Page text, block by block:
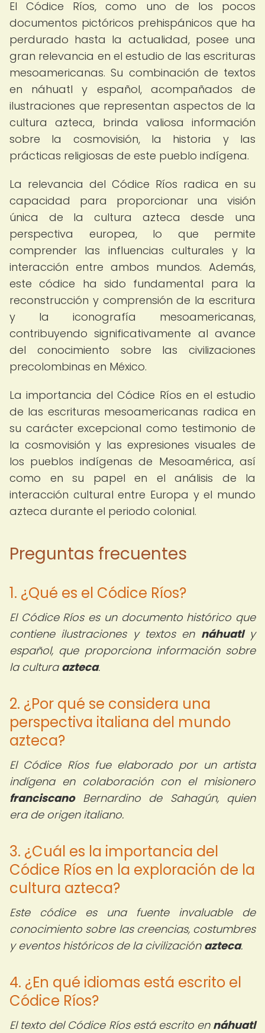
El Códice Ríos, como uno de los pocos
documentos pictóricos prehispánicos que ha
perdurado hasta la actualidad, posee una
gran relevancia en el estudio de las escrituras
mesoamericanas. Su combinación de textos
en náhuatl y español, acompañados de
ilustraciones que representan aspectos de la
cultura azteca, brinda valiosa información
sobre la cosmovisión, la historia y las
prácticas religiosas de este pueblo indígena.
La relevancia del Códice Ríos radica en su
capacidad para proporcionar una visión
única de la cultura azteca desde una
perspectiva europea, lo que permite
comprender las influencias culturales y la
interacción entre ambos mundos. Además,
este códice ha sido fundamental para la
reconstrucción y comprensión de la escritura
y la iconografía mesoamericanas,
contribuyendo significativamente al avance
del conocimiento sobre las civilizaciones
precolombinas en México.
La importancia del Códice Ríos en el estudio
de las escrituras mesoamericanas radica en
su carácter excepcional como testimonio de
la cosmovisión y las expresiones visuales de
los pueblos indígenas de Mesoamérica, así
como en su papel en el análisis de la
interacción cultural entre Europa y el mundo
azteca durante el periodo colonial.
Preguntas frecuentes
1. ¿Qué es el Códice Ríos?
El Códice Ríos es un documento histórico que
contiene ilustraciones y textos en náhuatly
español, que proporciona información sobre
la cultura azteca.
2. ¿Por qué se considera una
perspectiva italiana del mundo
azteca?
El Códice Ríos fue elaborado por un artista
indígena en colaboración con el misionero
franciscanoBernardino de Sahagún, quien
era de origen italiano.
3. ¿Cuál es la importancia del
Códice Ríos en la exploración de la
cultura azteca?
Este códice es una fuente invaluable de
conocimiento sobre las creencias, costumbres
y eventos históricos de la civilización azteca.
4. ¿En qué idiomas está escrito el
Códice Ríos?
El texto del Códice Ríos está escrito en náhuatl